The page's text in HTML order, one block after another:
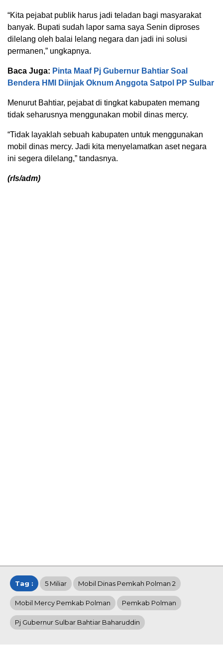
“Kita pejabat publik harus jadi teladan bagi masyarakat
banyak. Bupati sudah lapor sama saya Senin diproses
dilelang oleh balai lelang negara dan jadi ini solusi
permanen,” ungkapnya.
Baca Juga: Pinta Maaf Pj Gubernur Bahtiar Soal
Bendera HMI Diinjak Oknum Anggota Satpol PP Sulbar
Menurut Bahtiar, pejabat di tingkat kabupaten memang
tidak seharusnya menggunakan mobil dinas mercy.
“Tidak layaklah sebuah kabupaten untuk menggunakan
mobil dinas mercy. Jadi kita menyelamatkan aset negara
ini segera dilelang,” tandasnya.
(rls/adm)
Tag : 5 Miliar Mobil Dinas Pemkah Polman 2
Mobil Mercy Pemkab Polman Pemkab Polman
Pj Gubernur Sulbar Bahtiar Baharuddin